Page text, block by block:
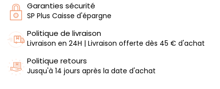
Garanties sécurité
SP Plus Caisse d'épargne
Politique de livraison
Livraison en 24H | Livraison offerte dès 45 € d'achat
Politique retours
Jusqu'à 14 jours après la date d'achat